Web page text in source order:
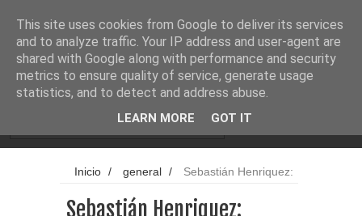
Cargando...
Inicio / general /
Sebastián Henriquez:
Telde un plan integral urgente en el Parque
Sebastián Henriquez:
This site uses cookies from Google to deliver its services
and to analyze traffic. Your IP address and user-agent are
shared with Google along with performance and security
metrics to ensure quality of service, generate usage
statistics, and to detect and address abuse.
LEARN MORE GOT IT